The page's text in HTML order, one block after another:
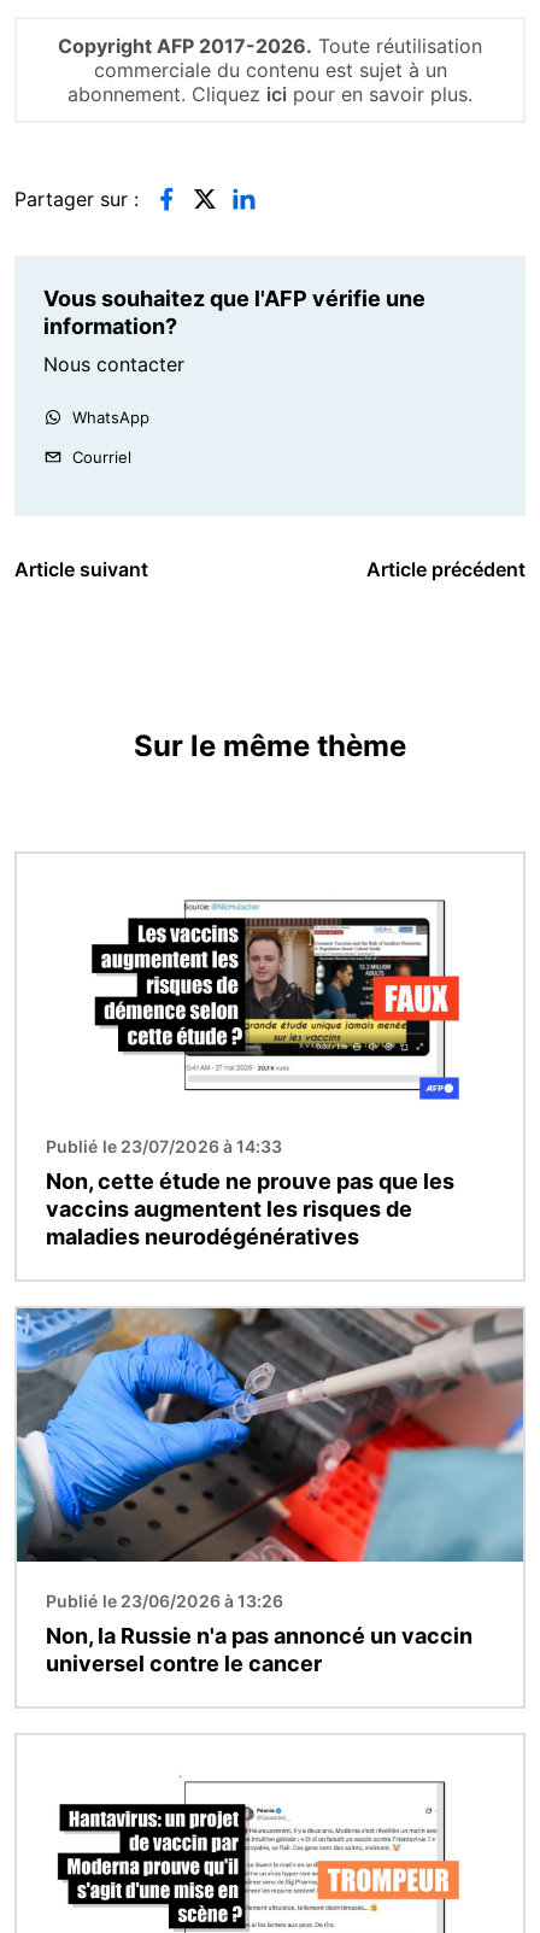
Copyright AFP 2017-2026. Toute réutilisation
commerciale du contenu est sujet à un
abonnement. Cliquez ici pour en savoir plus.
Partager sur :
Vous souhaitez que l'AFP vérifie une
information?
Nous contacter
WhatsApp
Courriel
Article suivant Article précédent
Sur le même thème
Publié le 23/07/2026 à 14:33
Non, cette étude ne prouve pas que les
vaccins augmentent les risques de
maladies neurodégénératives
Image
Publié le 23/06/2026 à 13:26
Non, la Russie n'a pas annoncé un vaccin
universel contre le cancer